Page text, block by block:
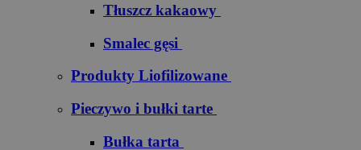
Tłuszcz kakaowy
Smalec gęsi
Produkty Liofilizowane
Pieczywo i bułki tarte
Bułka tarta